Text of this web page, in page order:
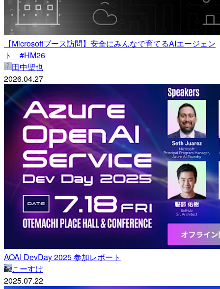
【Microsoftブース訪問】安全にみんなで育てるAIエージェン
ト #HM26
田中聖也
2026.04.27
AOAI DevDay 2025 参加レポート
こーすけ
2025.07.22